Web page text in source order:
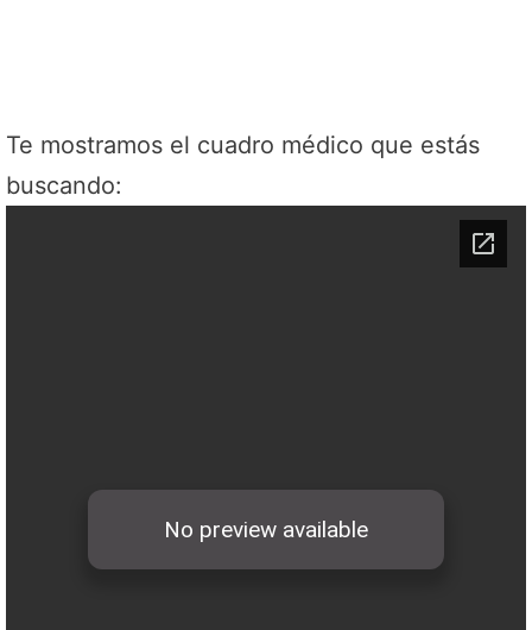
Te mostramos el cuadro médico que estás
buscando: